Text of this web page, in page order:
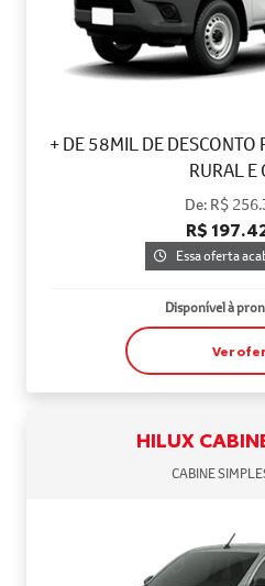
+ DE 58MIL DE DESCONTO
RURAL E
De: R$
R$
Essa oferta
Disponível à
Ver
HILUX
CABINE